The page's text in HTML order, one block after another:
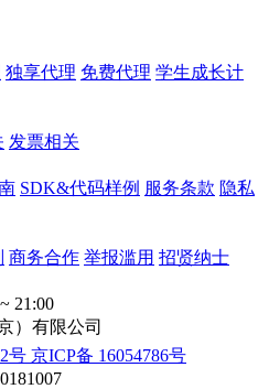
独享代理 免费代理 学生成长计
发票相关
SDK&代码样例 服务条款 隐私
商务合作 举报滥用 招贤纳士
21:00
）有限公司
号 京ICP备 16054786号